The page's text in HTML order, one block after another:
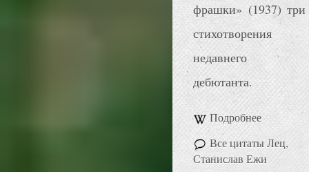
фрашки» (1937) три
стихотворения
недавнего
дебютанта.
Подробнее
Все цитаты Лец,
Станислав Ежи